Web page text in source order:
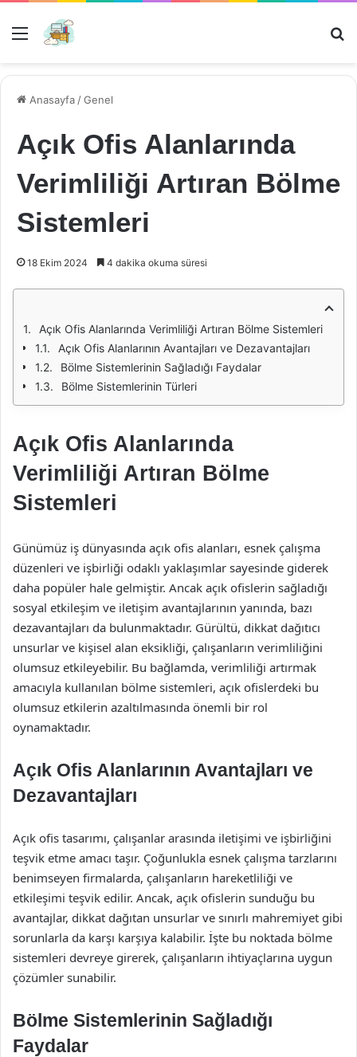
Menü
Anasayfa /Genel
Açık Ofis Alanlarında
Verimliliği Artıran Bölme
Sistemleri
18 Ekim 2024 4 dakika okuma süresi
Açık Ofis Alanlarında Verimliliği Artıran Bölme Sistemleri
Açık Ofis Alanlarının Avantajları ve Dezavantajları
Bölme Sistemlerinin Sağladığı Faydalar
Bölme Sistemlerinin Türleri
Açık Ofis Alanlarında
Verimliliği Artıran Bölme
Sistemleri
Günümüz iş dünyasında açık ofis alanları, esnek çalışma
düzenleri ve işbirliği odaklı yaklaşımlar sayesinde giderek
daha popüler hale gelmiştir. Ancak açık ofislerin sağladığı
sosyal etkileşim ve iletişim avantajlarının yanında, bazı
dezavantajları da bulunmaktadır. Gürültü, dikkat dağıtıcı
unsurlar ve kişisel alan eksikliği, çalışanların verimliliğini
olumsuz etkileyebilir. Bu bağlamda, verimliliği artırmak
amacıyla kullanılan bölme sistemleri, açık ofislerdeki bu
olumsuz etkilerin azaltılmasında önemli bir rol
oynamaktadır.
Açık Ofis Alanlarının Avantajları ve
Dezavantajları
Açık ofis tasarımı, çalışanlar arasında iletişimi ve işbirliğini
teşvik etme amacı taşır. Çoğunlukla esnek çalışma tarzlarını
benimseyen firmalarda, çalışanların hareketliliği ve
etkileşimi teşvik edilir. Ancak, açık ofislerin sunduğu bu
avantajlar, dikkat dağıtan unsurlar ve sınırlı mahremiyet gibi
sorunlarla da karşı karşıya kalabilir. İşte bu noktada bölme
sistemleri devreye girerek, çalışanların ihtiyaçlarına uygun
çözümler sunabilir.
Bölme Sistemlerinin Sağladığı
Faydalar